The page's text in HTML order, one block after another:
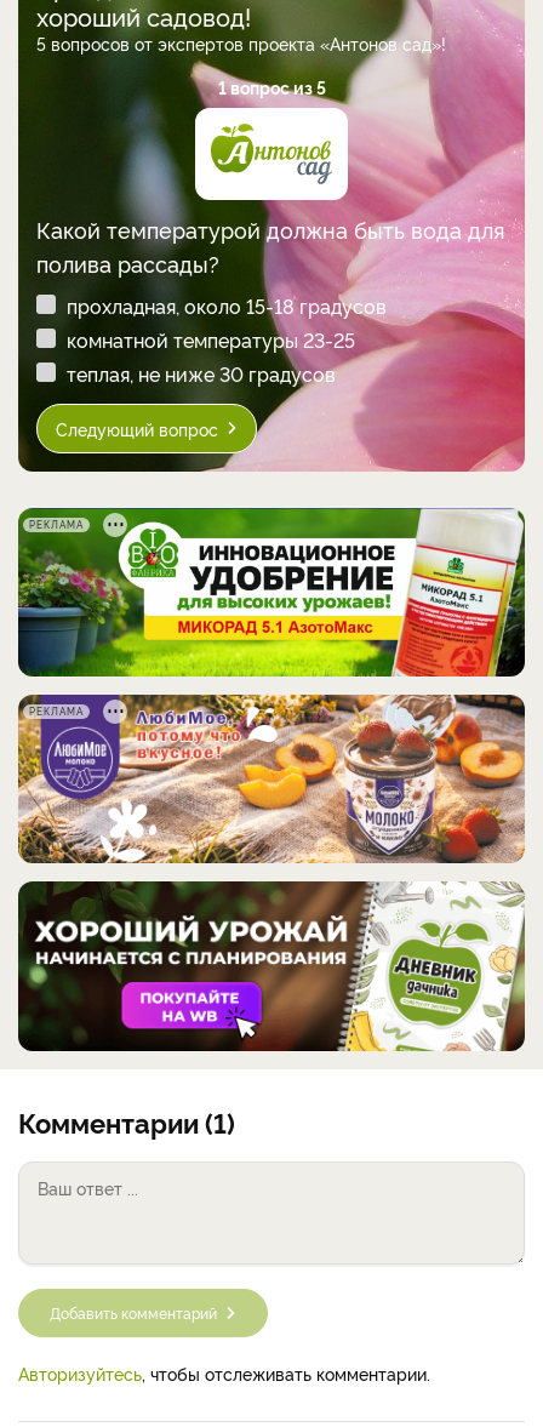
хороший садовод!
5 вопросов от экспертов проекта «Антонов сад»!
1 вопрос из 5
Какой температурой должна быть вода для
полива рассады?
прохладная, около 15-18 градусов
комнатной температуры 23-25
теплая, не ниже 30 градусов
Следующий вопрос
РЕКЛАМА
РЕКЛАМА
Комментарии (1)
Добавить комментарий
Авторизуйтесь , чтобы отслеживать комментарии.